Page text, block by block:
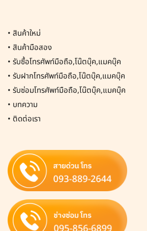
• สินค้าใหม่
• สินค้ามือสอง
• รับซื้อโทรศัพท์มือถือ,โน๊ตบุ๊ค,แมคบุ๊ค
• รับฝากโทรศัพท์มือถือ,โน๊ตบุ๊ค,แมคบุ๊ค
• รับซ่อมโทรศัพท์มือถือ,โน๊ตบุ๊ค,แมคบุ๊ค
• บทความ
• ติดต่อเรา